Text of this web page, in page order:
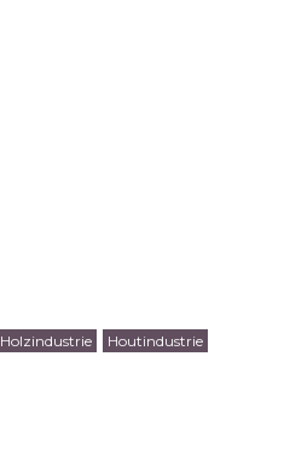
Holzindustrie Houtindustrie